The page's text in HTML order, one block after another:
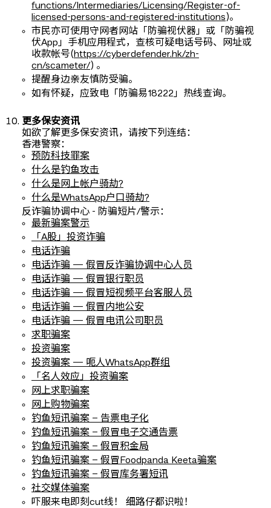
functions/Intermediaries/Licensing/Register-of-
licensed-persons-and-registered-institutions)。
市民亦可使用守网者网站「防骗视伏器」或「防骗视
伏App」手机应用程式，查核可疑电话号码、网址或
收款帐号(https://cyberdefender.hk/zh-
cn/scameter/) 。
提醒身边亲友慎防受骗。
如有怀疑，应致电「防骗易18222」热线查询。
更多保安资讯
如欲了解更多保安资讯，请按下列连结：
香港警察：
预防科技罪案
什么是钓鱼攻击
什么是网上帐户骑劫?
什么是WhatsApp户口骑劫?
反诈骗协调中心 - 防骗短片/警示：
最新骗案警示
「A股」投资诈骗
电话诈骗
电话诈骗 — 假冒反诈骗协调中心人员
电话诈骗 — 假冒银行职员
电话诈骗 — 假冒短视频平台客服人员
电话诈骗 — 假冒内地公安
电话诈骗 — 假冒电讯公司职员
求职骗案
投资骗案
投资骗案 — 呃人WhatsApp群组
「名人效应」投资骗案
网上求职骗案
网上购物骗案
钓鱼短讯骗案 – 告票电子化
钓鱼短讯骗案 – 假冒电子交通告票
钓鱼短讯骗案 – 假冒积金局
钓鱼短讯骗案 – 假冒Foodpanda Keeta骗案
钓鱼短讯骗案 – 假冒库务署短讯
社交媒体骗案
吓服来电即刻cut线！ 细路仔都识啦！